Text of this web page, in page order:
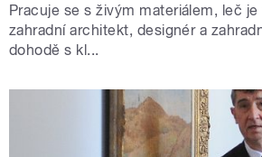
Pracuje se s živým materiálem, leč
zahradní architekt, designér a
dohodě s kl...